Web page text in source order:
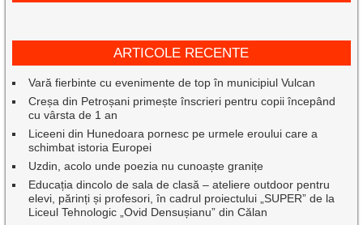
ARTICOLE RECENTE
Vară fierbinte cu evenimente de top în municipiul Vulcan
Creșa din Petroșani primește înscrieri pentru copii începând
cu vârsta de 1 an
Liceeni din Hunedoara pornesc pe urmele eroului care a
schimbat istoria Europei
Uzdin, acolo unde poezia nu cunoaște granițe
Educația dincolo de sala de clasă – ateliere outdoor pentru
elevi, părinți și profesori, în cadrul proiectului „SUPER” de la
Liceul Tehnologic „Ovid Densușianu” din Călan